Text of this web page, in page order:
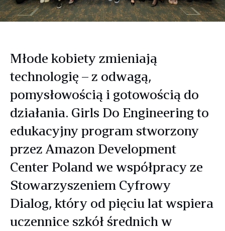
Młode kobiety zmieniają
technologię – z odwagą,
pomysłowością i gotowością do
działania. Girls Do Engineering to
edukacyjny program stworzony
przez Amazon Development
Center Poland we współpracy ze
Stowarzyszeniem Cyfrowy
Dialog, który od pięciu lat wspiera
uczennice szkół średnich w